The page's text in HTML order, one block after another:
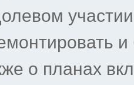
и
о планах